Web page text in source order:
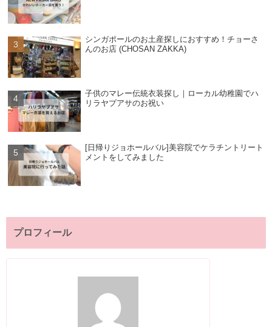
シンガポールのお土産探しにおすすめ！チョーさ
んのお店 (CHOSAN ZAKKA)
子供のマレー伝統衣装探し｜ローカル幼稚園でハ
リラヤプアサのお祝い
[日帰りジョホールバル]美容院でケラチントリート
メントをしてみました
プロフィール